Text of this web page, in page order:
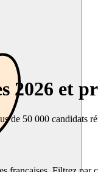
et
50 000 candidats